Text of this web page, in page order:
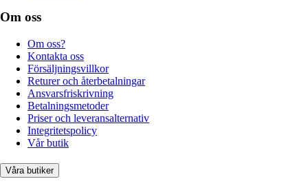
Om oss
Om oss?
Kontakta oss
Försäljningsvillkor
Returer och återbetalningar
Ansvarsfriskrivning
Betalningsmetoder
Priser och leveransalternativ
Integritetspolicy
Vår butik
Våra butiker